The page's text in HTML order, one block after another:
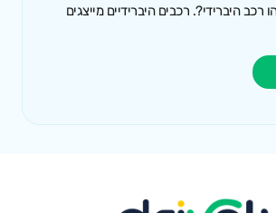
רכב היברידי?. רכבים היברידיים מייצגים